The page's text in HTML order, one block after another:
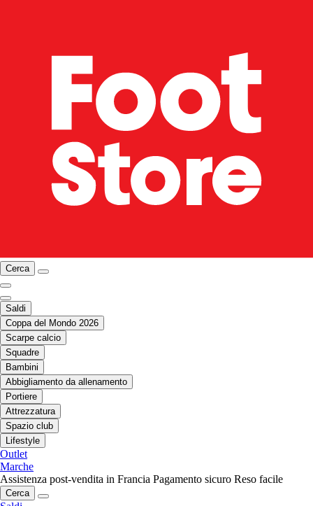
Cerca
Saldi
Coppa del Mondo 2026
Scarpe calcio
Squadre
Bambini
Abbigliamento da allenamento
Portiere
Attrezzatura
Spazio club
Lifestyle
Outlet
Marche
Assistenza post-vendita in Francia Pagamento sicuro Reso facile
Cerca